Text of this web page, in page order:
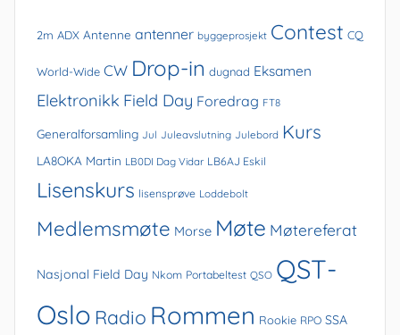
2m ADX Antenne antenner byggeprosjekt Contest CQ
World-Wide CW Drop-in dugnad Eksamen
Elektronikk Field Day Foredrag FT8
Generalforsamling Jul Juleavslutning Julebord Kurs
LA8OKA Martin LB0DI Dag Vidar LB6AJ Eskil
Lisenskurs lisensprøve Loddebolt
Medlemsmøte Morse Møte Møtereferat
Nasjonal Field Day Nkom Portabeltest QSO QST-
Oslo Radio Rommen Rookie RPO SSA